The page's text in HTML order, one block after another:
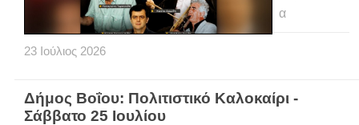
α
23 Ιούλιος 2026
Δήμος Βοΐου: Πολιτιστικό Καλοκαίρι -
Σάββατο 25 Ιουλίου